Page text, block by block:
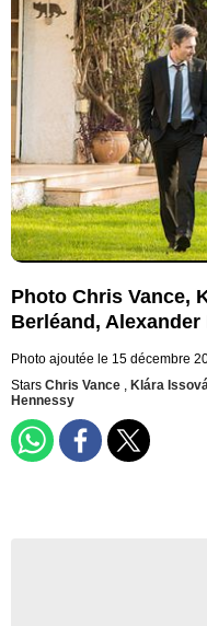
Photo Chris Vance,
Berléand,
Photo ajoutée le 15 décembre
Stars Chris Vance , Klára
Hennessy